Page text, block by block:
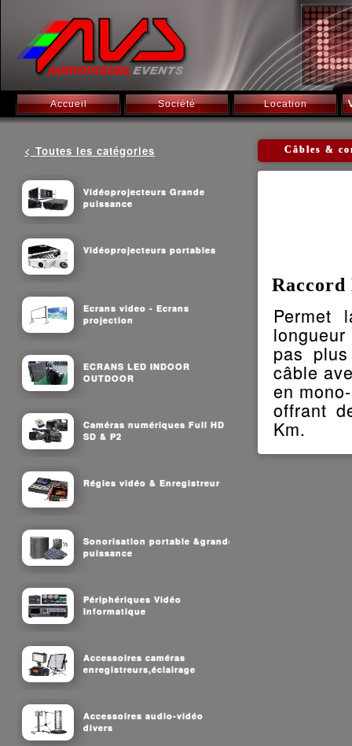
Accueil Société Location
< Toutes les catégories
Vidéoprojecteurs Grande
puissance
Vidéoprojecteurs portables
Ecrans video - Ecrans
projection
ECRANS LED INDOOR
OUTDOOR
Caméras numériques Full HD
SD & P2
Régies vidéo & Enregistreur
Sonorisation portable &grande
puissance
Périphériques Vidéo
Informatique
Accessoires caméras
enregistreurs,éclairage
Accessoires audio-vidéo
divers
Câbles &
Permet
pas
câble
en
offrant
Km.